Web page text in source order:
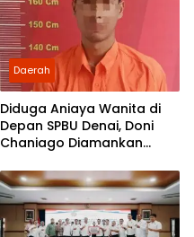
Daerah
Diduga Aniaya Wanita di
Depan SPBU Denai, Doni
Chaniago Diamankan